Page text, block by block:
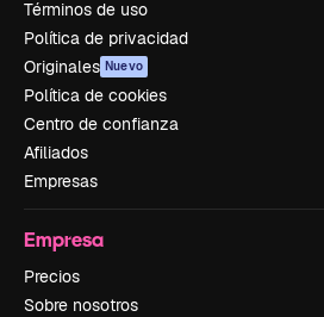
Términos de uso
Política de privacidad
Originales Nuevo
Política de cookies
Centro de confianza
Afiliados
Empresas
Empresa
Precios
Sobre nosotros